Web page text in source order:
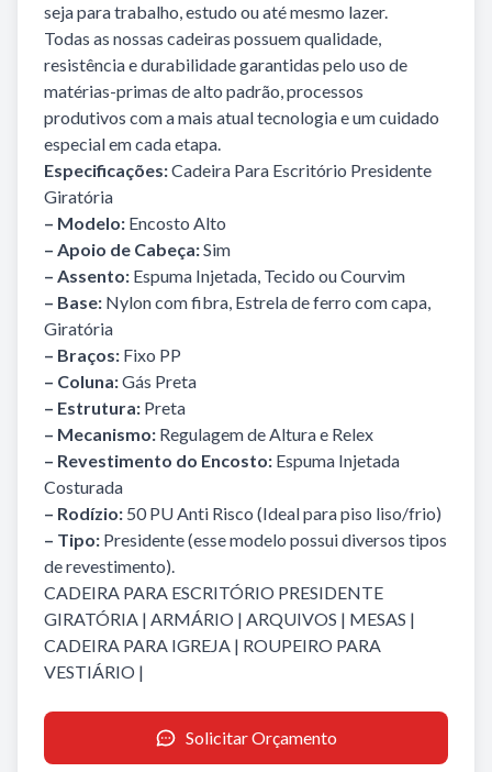
seja para trabalho, estudo ou até mesmo lazer.
Todas as nossas cadeiras possuem qualidade,
resistência e durabilidade garantidas pelo uso de
matérias-primas de alto padrão, processos
produtivos com a mais atual tecnologia e um cuidado
especial em cada etapa.
Especificações:Cadeira Para Escritório Presidente
Giratória
– Modelo: Encosto Alto
– Apoio de Cabeça:Sim
– Assento: Espuma Injetada, Tecido ou Courvim
– Base: Nylon com fibra, Estrela de ferro com capa,
Giratória
– Braços: Fixo PP
– Coluna:Gás Preta
– Estrutura: Preta
– Mecanismo: Regulagem de Altura e Relex
– Revestimento do Encosto: Espuma Injetada
Costurada
– Rodízio: 50 PU Anti Risco (Ideal para piso liso/frio)
– Tipo: Presidente (esse modelo possui diversos tipos
de revestimento).
CADEIRA PARA ESCRITÓRIO PRESIDENTE
GIRATÓRIA | ARMÁRIO | ARQUIVOS | MESAS |
CADEIRA PARA IGREJA | ROUPEIRO PARA
VESTIÁRIO |
Solicitar Orçamento